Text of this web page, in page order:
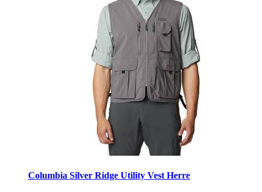
Columbia Silver Ridge Utility Vest Herre